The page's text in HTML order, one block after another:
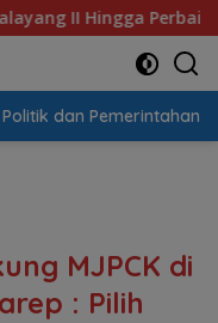
Perbaikan Infrastruktur
Politik dan Pemerintahan
MJPCK di
: Pilih